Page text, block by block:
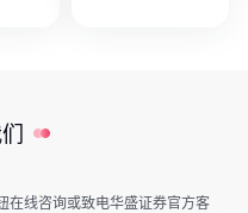
在线咨询或致电华盛证券官方客